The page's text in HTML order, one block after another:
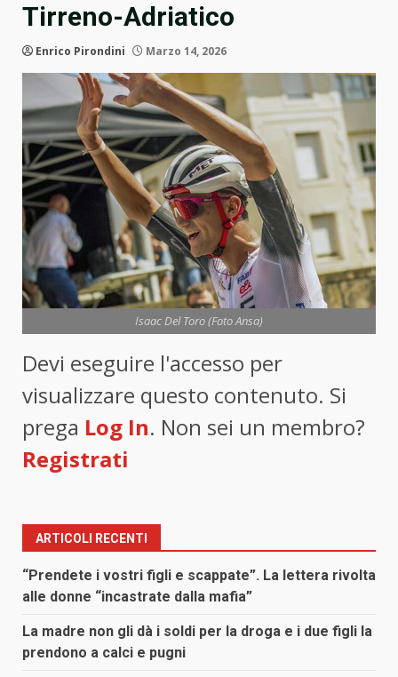
Tirreno-Adriatico
Enrico Pirondini Marzo 14, 2026
Isaac Del Toro (Foto Ansa)
Devi eseguire l'accesso per
visualizzare questo contenuto. Si
prega Log In. Non sei un membro?
Registrati
ARTICOLI RECENTI
“Prendete i vostri figli e scappate”. La lettera rivolta
alle donne “incastrate dalla mafia”
La madre non gli dà i soldi per la droga e i due figli la
prendono a calci e pugni